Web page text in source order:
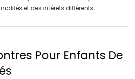
et des intérêts différents.
Pour Enfants De